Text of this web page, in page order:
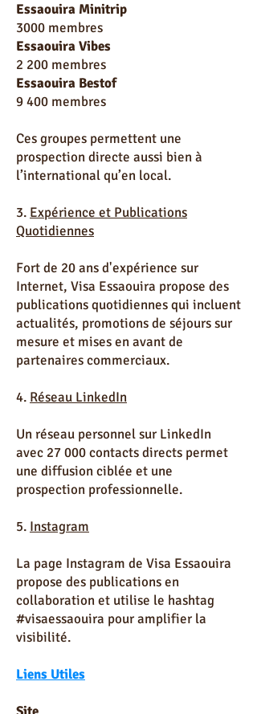
Essaouira Minitrip
3000 membres
Essaouira Vibes
2 200 membres
Essaouira Bestof
9 400 membres
Ces groupes permettent une
prospection directe aussi bien à
l’international qu’en local.
3. Expérience et Publications
Quotidiennes
Fort de 20 ans d'expérience sur
Internet, Visa Essaouira propose des
publications quotidiennes qui incluent
actualités, promotions de séjours sur
mesure et mises en avant de
partenaires commerciaux.
4. Réseau LinkedIn
Un réseau personnel sur LinkedIn
avec 27 000 contacts directs permet
une diffusion ciblée et une
prospection professionnelle.
5. Instagram
La page Instagram de Visa Essaouira
propose des publications en
collaboration et utilise le hashtag
#visaessaouira pour amplifier la
visibilité.
Liens Utiles